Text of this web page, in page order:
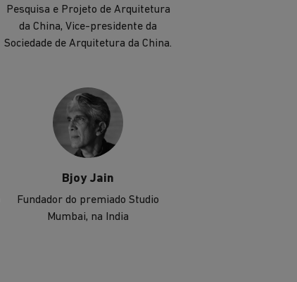
Pesquisa e Projeto de Arquitetura
da China, Vice-presidente da
Sociedade de Arquitetura da China.
Bjoy Jain
Fundador do premiado Studio
Mumbai, na India